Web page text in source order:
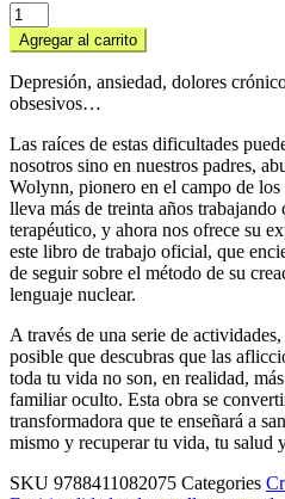
Este
dolor
no
es
mío
de
trabajo)
cantidad
Agregar al carrito
Depresión, ansiedad, dolores
obsesivos…
Las raíces de estas dificultades
nosotros sino en nuestros padres,
Wolynn, pionero en el campo de los
lleva más de treinta años
terapéutico, y ahora nos ofrece su
este libro de trabajo oficial, que
de seguir sobre el método de su
lenguaje nuclear.
A través de una serie de
posible que descubras que las
toda tu vida no son, en realidad,
familiar oculto. Esta obra se
transformadora que te enseñará a
mismo y recuperar tu vida, tu salud
SKU 9788411082075 Categories